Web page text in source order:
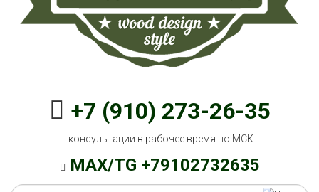
+7 (910) 273-26-35
консультации в рабочее время по МСК
MAX/TG +79102732635